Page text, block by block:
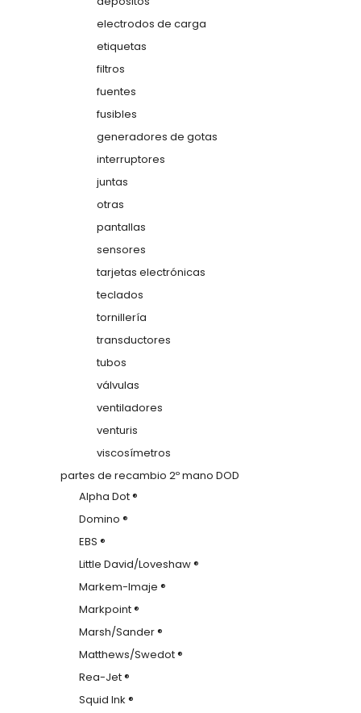
electrodos de carga
etiquetas
filtros
fuentes
fusibles
generadores de gotas
interruptores
juntas
otras
pantallas
sensores
tarjetas electrónicas
teclados
tornillería
transductores
tubos
válvulas
ventiladores
venturis
viscosímetros
partes de recambio 2º mano DOD
Alpha Dot ®
Domino ®
EBS ®
Little David/Loveshaw ®
Markem-Imaje ®
Markpoint ®
Marsh/Sander ®
Matthews/Swedot ®
Rea-Jet ®
Squid Ink ®